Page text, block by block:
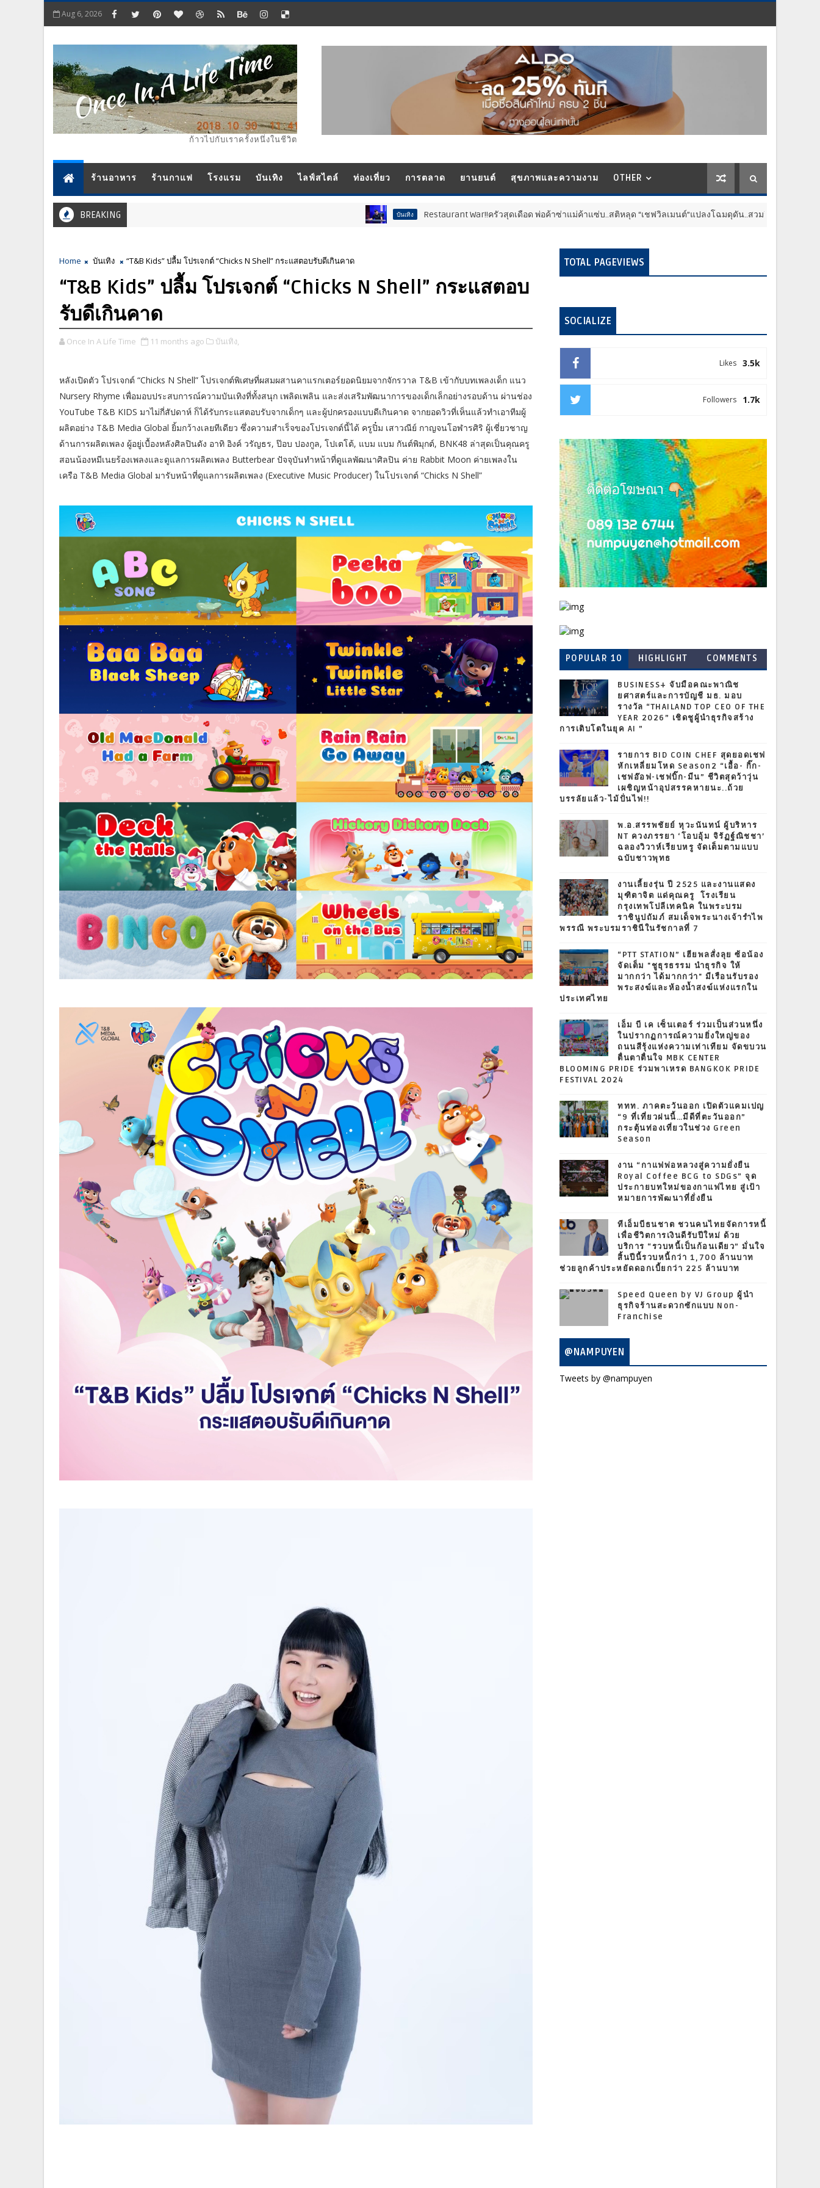
Aug 6, 2026
ก้าวไปกับเราครั้งหนึ่งในชีวิต
ร้านอาหาร ร้านกาแฟ โรงแรม บันเทิง ไลฟ์สไตล์ ท่องเที่ยว การตลาด ยานยนต์ สุขภาพและความงาม OTHER
BREAKING Restaurant War!!ครัวสุดเดือด พ่อค้าซ่าแม่ค้าแซ่บ..สติหลุด “เชฟวิลเมนต์”แปลงโฉมดุดัน..สวมวิญญาณเฮดเชฟเทรนเนอร์
Home บันเทิง “T&B Kids” ปลื้ม โปรเจกต์ “Chicks N Shell” กระแสตอบรับดีเกินคาด
“T&B Kids” ปลื้ม โปรเจกต์ “Chicks N Shell” กระแสตอบ
รับดีเกินคาด
Once In A Life Time 11 months ago บันเทิง,
หลังเปิดตัว โปรเจกต์ “Chicks N Shell” โปรเจกต์พิเศษที่ผสมผสานคาแรกเตอร์ยอดนิยมจากจักรวาล T&B เข้ากับบทเพลงเด็ก แนว
Nursery Rhyme เพื่อมอบประสบการณ์ความบันเทิงที่ทั้งสนุก เพลิดเพลิน และส่งเสริมพัฒนาการของเด็กเล็กอย่างรอบด้าน ผ่านช่อง
YouTube T&B KIDS มาไม่กี่สัปดาห์ ก็ได้รับกระแสตอบรับจากเด็กๆ และผู้ปกครองแบบดีเกินคาด จากยอดวิวที่เห็นแล้วทำเอาทีมผู้
ผลิตอย่าง T&B Media Global ยิ้มกว้างเลยทีเดียว ซึ่งความสำเร็จของโปรเจกต์นี้ได้ ครูปิ๋ม เสาวณีย์ กาญจนโอฬารศิริ ผู้เชี่ยวชาญ
ด้านการผลิตเพลง ผู้อยู่เบื้องหลังศิลปินดัง อาทิ อิงค์ วรัญธร, ป๊อบ ปองกูล, โปเตโต้, แบม แบม กันต์พิมุกต์, BNK48 ล่าสุดเป็นคุณครู
สอนน้องหมีเนยร้องเพลงและดูแลการผลิตเพลง Butterbear ปัจจุบันทำหน้าที่ดูแลพัฒนาศิลปิน ค่าย Rabbit Moon ค่ายเพลงใน
เครือ T&B Media Global มารับหน้าที่ดูแลการผลิตเพลง (Executive Music Producer) ในโปรเจกต์ “Chicks N Shell”
TOTAL PAGEVIEWS
SOCIALIZE
3.5k
Likes
1.7k
Followers
POPULAR 10 HIGHLIGHT COMMENTS
BUSINESS+ จับมือคณะพาณิช
ยศาสตร์และการบัญชี มธ. มอบ
รางวัล “THAILAND TOP CEO OF THE
YEAR 2026” เชิดชูผู้นำธุรกิจสร้าง
การเติบโตในยุค AI ”
รายการ BID COIN CHEF สุดยอดเชฟ
หักเหลี่ยมโหด Season2 “เอื้อ- กิ๊ก-
เชฟอ๊อฟ-เชฟบิ๊ก-มีน” ชีวิตสุดว้าวุ่น
เผชิญหน้าอุปสรรคหายนะ..ถ้วย
บรรลัยแล้ว-ไม้ปั่นไฟ!!
พ.อ.สรรพชัยย์ หุวะนันทน์ ผู้บริหาร
NT ควงภรรยา ‘โอบอุ้ม จิรัฏฐ์ณิชชา’
ฉลองวิวาห์เรียบหรู จัดเต็มตามแบบ
ฉบับชาวพุทธ
งานเลี้ยงรุ่น ปี 2525 และงานแสดง
มุฑิตาจิต แด่คุณครู โรงเรียน
กรุงเทพโปลีเทคนิค ในพระบรม
ราชินูปถัมภ์ สมเด็จพระนางเจ้ารำไพ
พรรณี พระบรมราชินีในรัชกาลที่ 7
“PTT STATION” เฮียพลสั่งลุย ซ้อน้อง
จัดเต็ม "ชูธุรธรรม นำธุรกิจ ให้
มากกว่า ได้มากกว่า" มีเรือนรับรอง
พระสงฆ์และห้องน้ำสงฆ์แห่งแรกใน
ประเทศไทย
เอ็ม บี เค เซ็นเตอร์ ร่วมเป็นส่วนหนึ่ง
ในปรากฏการณ์ความยิ่งใหญ่ของ
ถนนสีรุ้งแห่งความเท่าเทียม จัดขบวน
ตื่นตาตื่นใจ MBK CENTER
BLOOMING PRIDE ร่วมพาเหรด BANGKOK PRIDE
FESTIVAL 2024
ททท. ภาคตะวันออก เปิดตัวแคมเปญ
“9 ที่เที่ยวฝนนี้…มีดีที่ตะวันออก”
กระตุ้นท่องเที่ยวในช่วง Green
Season
งาน “กาแฟพ่อหลวงสู่ความยั่งยืน
Royal Coffee BCG to SDGs” จุด
ประกายบทใหม่ของกาแฟไทย สู่เป้า
หมายการพัฒนาที่ยั่งยืน
ทีเอ็มบีธนชาต ชวนคนไทยจัดการหนี้
เพื่อชีวิตการเงินดีรับปีใหม่ ด้วย
บริการ “รวบหนี้เป็นก้อนเดียว” มั่นใจ
สิ้นปีนี้รวบหนี้กว่า 1,700 ล้านบาท
ช่วยลูกค้าประหยัดดอกเบี้ยกว่า 225 ล้านบาท
Speed Queen by VJ Group ผู้นำ
ธุรกิจร้านสะดวกซักแบบ Non-
Franchise
@NAMPUYEN
Tweets by @nampuyen